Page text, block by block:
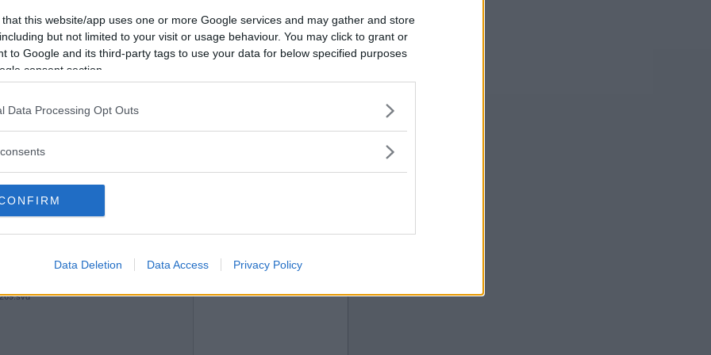
that this website/app uses one or more Google services and may gather and store
but not limited to your visit or usage behaviour. You may click to grant or
to Google and its third-party tags to use your data for below specified purposes
consent section.
Data Processing Opt Outs
Data Deletion Data Access Privacy Policy
2012-01-12 18:33
gjorde den mig glad , =)
2012-01-12 18:57
Vill du bli
medlem?